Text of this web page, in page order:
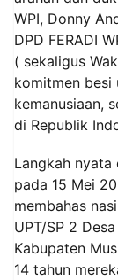
WPI, Donny
DPD FERADI
( sekaligus
komitmen besi
kemanusiaan,
di Republik
Langkah
pada 15 Mei
membahas
UPT/SP 2
Kabupaten
14 tahun